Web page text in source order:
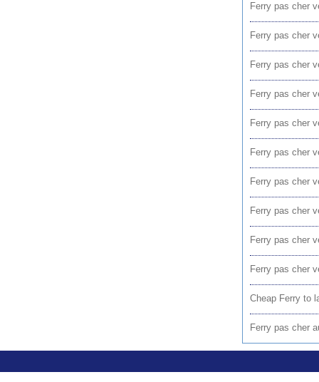
Ferry pas cher
Ferry pas cher
Ferry pas cher
Ferry pas cher
Ferry pas cher
Ferry pas cher
Ferry pas cher
Ferry pas cher
Ferry pas cher
Ferry pas cher
Cheap Ferry to
Ferry pas cher